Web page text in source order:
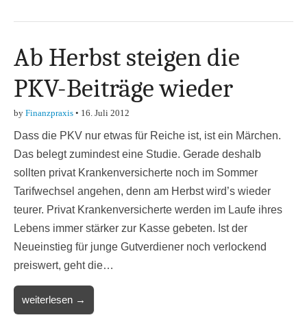
Ab Herbst steigen die
PKV-Beiträge wieder
by Finanzpraxis • 16. Juli 2012
Dass die PKV nur etwas für Reiche ist, ist ein Märchen.
Das belegt zumindest eine Studie. Gerade deshalb
sollten privat Krankenversicherte noch im Sommer
Tarifwechsel angehen, denn am Herbst wird’s wieder
teurer. Privat Krankenversicherte werden im Laufe ihres
Lebens immer stärker zur Kasse gebeten. Ist der
Neueinstieg für junge Gutverdiener noch verlockend
preiswert, geht die…
weiterlesen →